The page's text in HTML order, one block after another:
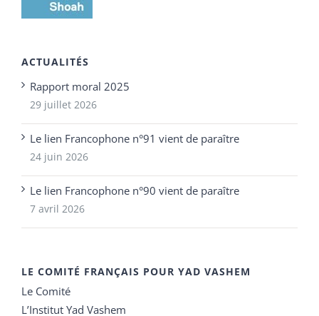
ACTUALITÉS
Rapport moral 2025
29 juillet 2026
Le lien Francophone n°91 vient de paraître
24 juin 2026
Le lien Francophone n°90 vient de paraître
7 avril 2026
LE COMITÉ FRANÇAIS POUR YAD VASHEM
Le Comité
L’Institut Yad Vashem